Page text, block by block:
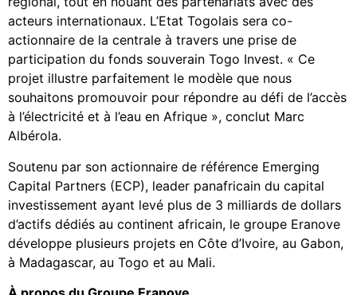
acteurs internationaux. L’Etat Togolais sera co-
actionnaire de la centrale à travers une prise de
participation du fonds souverain Togo Invest. « Ce
projet illustre parfaitement le modèle que nous
souhaitons promouvoir pour répondre au défi de l’accès
à l’électricité et à l’eau en Afrique », conclut Marc
Albérola.
Soutenu par son actionnaire de référence Emerging
Capital Partners (ECP), leader panafricain du capital
investissement ayant levé plus de 3 milliards de dollars
d’actifs dédiés au continent africain, le groupe Eranove
développe plusieurs projets en Côte d’Ivoire, au Gabon,
à Madagascar, au Togo et au Mali.